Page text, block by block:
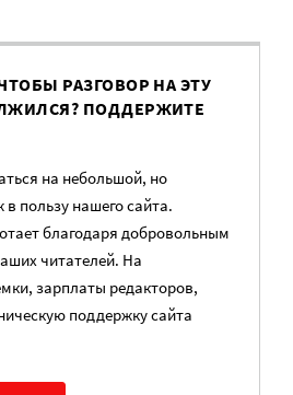
РАЗГОВОР НА ЭТУ
ПОДДЕРЖИТЕ
на небольшой, но
пользу нашего сайта.
благодаря добровольным
читателей. На
зарплаты редакторов,
поддержку сайта